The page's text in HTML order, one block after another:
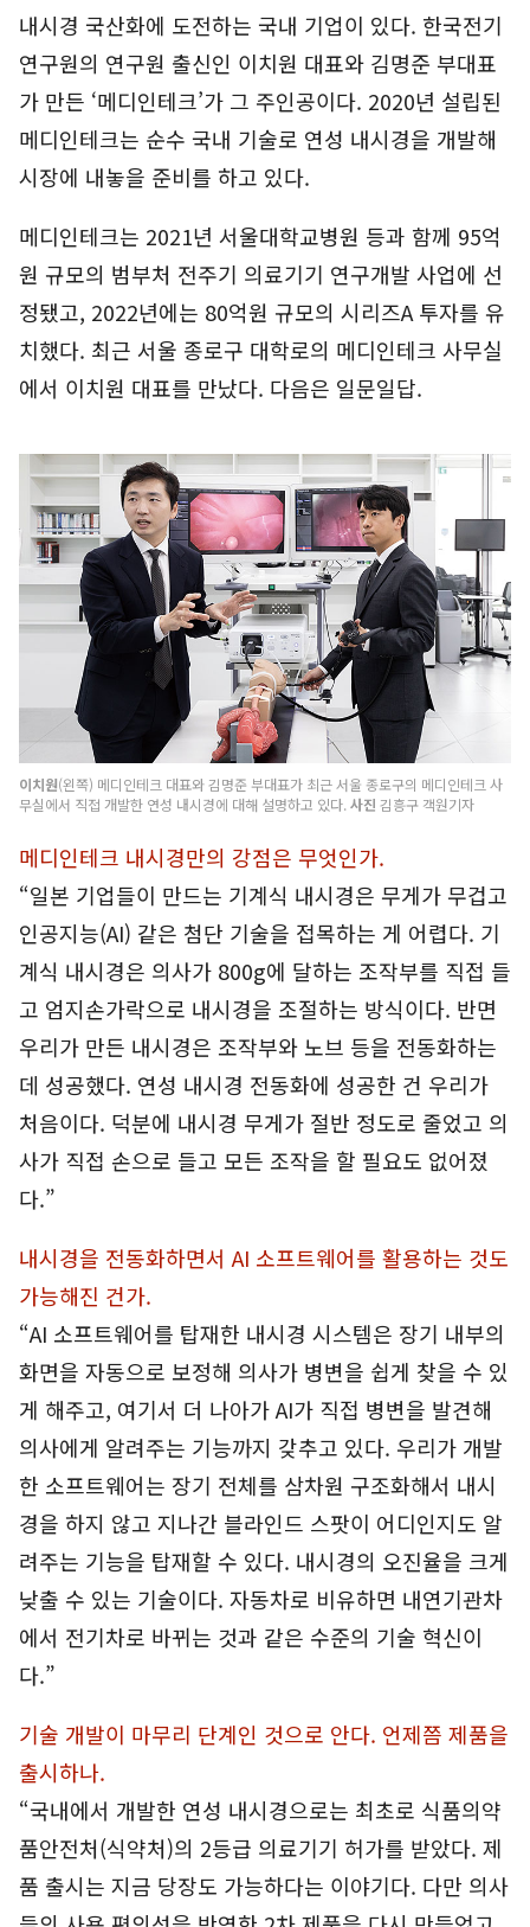
내시경 국산화에 도전하는 국내 기업이 있다. 한국전기
연구원의 연구원 출신인 이치원 대표와 김명준 부대표
가 만든 ‘메디인테크’가 그 주인공이다. 2020년 설립된
메디인테크는 순수 국내 기술로 연성 내시경을 개발해
시장에 내놓을 준비를 하고 있다.
메디인테크는 2021년 서울대학교병원 등과 함께 95억
원 규모의 범부처 전주기 의료기기 연구개발 사업에 선
정됐고, 2022년에는 80억원 규모의 시리즈A 투자를 유
치했다. 최근 서울 종로구 대학로의 메디인테크 사무실
에서 이치원 대표를 만났다. 다음은 일문일답.
이치원(왼쪽) 메디인테크 대표와 김명준 부대표가 최근 서울 종로구의 메디인테크 사
무실에서 직접 개발한 연성 내시경에 대해 설명하고 있다. 사진 김흥구 객원기자
메디인테크 내시경만의 강점은 무엇인가.
“일본 기업들이 만드는 기계식 내시경은 무게가 무겁고
인공지능(AI) 같은 첨단 기술을 접목하는 게 어렵다. 기
계식 내시경은 의사가 800g에 달하는 조작부를 직접 들
고 엄지손가락으로 내시경을 조절하는 방식이다. 반면
우리가 만든 내시경은 조작부와 노브 등을 전동화하는
데 성공했다. 연성 내시경 전동화에 성공한 건 우리가
처음이다. 덕분에 내시경 무게가 절반 정도로 줄었고 의
사가 직접 손으로 들고 모든 조작을 할 필요도 없어졌
다.”
내시경을 전동화하면서 AI 소프트웨어를 활용하는 것도
가능해진 건가.
“AI 소프트웨어를 탑재한 내시경 시스템은 장기 내부의
화면을 자동으로 보정해 의사가 병변을 쉽게 찾을 수 있
게 해주고, 여기서 더 나아가 AI가 직접 병변을 발견해
의사에게 알려주는 기능까지 갖추고 있다. 우리가 개발
한 소프트웨어는 장기 전체를 삼차원 구조화해서 내시
경을 하지 않고 지나간 블라인드 스팟이 어디인지도 알
려주는 기능을 탑재할 수 있다. 내시경의 오진율을 크게
낮출 수 있는 기술이다. 자동차로 비유하면 내연기관차
에서 전기차로 바뀌는 것과 같은 수준의 기술 혁신이
다.”
기술 개발이 마무리 단계인 것으로 안다. 언제쯤 제품을
출시하나.
“국내에서 개발한 연성 내시경으로는 최초로 식품의약
품안전처(식약처)의 2등급 의료기기 허가를 받았다. 제
품 출시는 지금 당장도 가능하다는 이야기다. 다만 의사